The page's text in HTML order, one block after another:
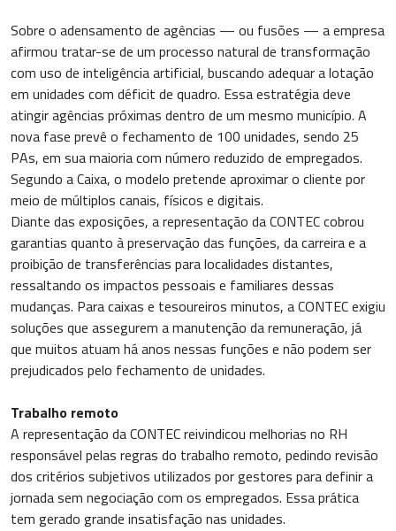
Sobre o adensamento de agências — ou fusões — a empresa
afirmou tratar-se de um processo natural de transformação
com uso de inteligência artificial, buscando adequar a lotação
em unidades com déficit de quadro. Essa estratégia deve
atingir agências próximas dentro de um mesmo município. A
nova fase prevê o fechamento de 100 unidades, sendo 25
PAs, em sua maioria com número reduzido de empregados.
Segundo a Caixa, o modelo pretende aproximar o cliente por
meio de múltiplos canais, físicos e digitais.
Diante das exposições, a representação da CONTEC cobrou
garantias quanto à preservação das funções, da carreira e a
proibição de transferências para localidades distantes,
ressaltando os impactos pessoais e familiares dessas
mudanças. Para caixas e tesoureiros minutos, a CONTEC exigiu
soluções que assegurem a manutenção da remuneração, já
que muitos atuam há anos nessas funções e não podem ser
prejudicados pelo fechamento de unidades.
Trabalho remoto
A representação da CONTEC reivindicou melhorias no RH
responsável pelas regras do trabalho remoto, pedindo revisão
dos critérios subjetivos utilizados por gestores para definir a
jornada sem negociação com os empregados. Essa prática
tem gerado grande insatisfação nas unidades.